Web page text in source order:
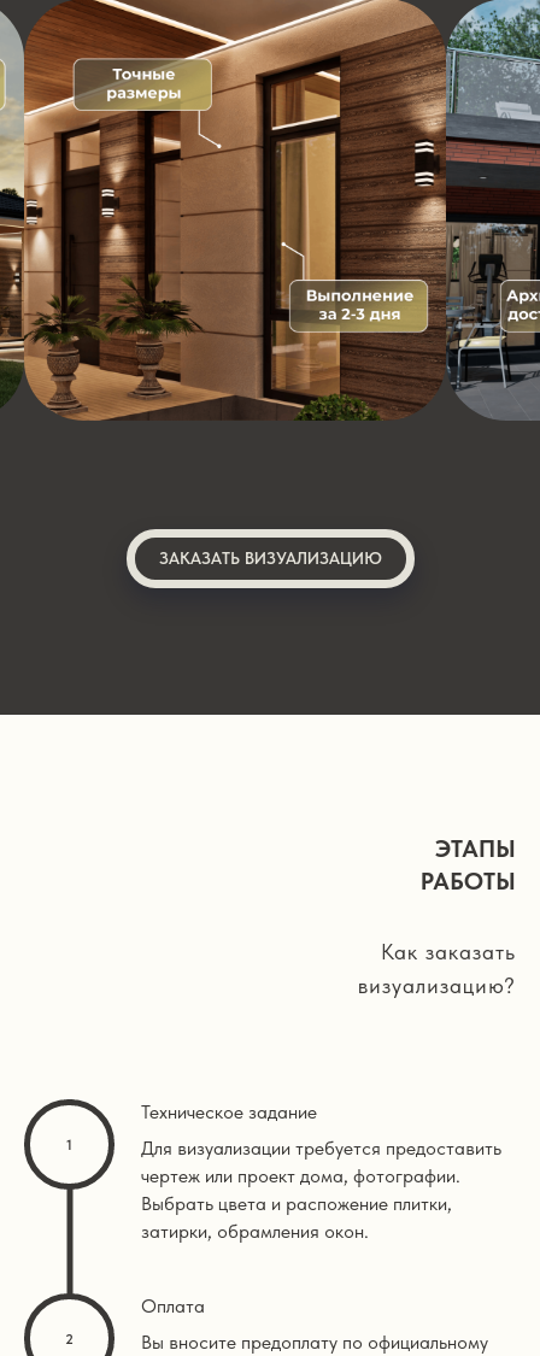
ЗАКАЗАТЬ ВИЗУАЛИЗАЦИЮ
ЭТАПЫ
РАБОТЫ
Как заказать
визуализацию?
Техническое задание
Для визуализации требуется предоставить
чертеж или проект дома, фотографии.
Выбрать цвета и распожение плитки,
затирки, обрамления окон.
Оплата
Вы вносите предоплату по официальному